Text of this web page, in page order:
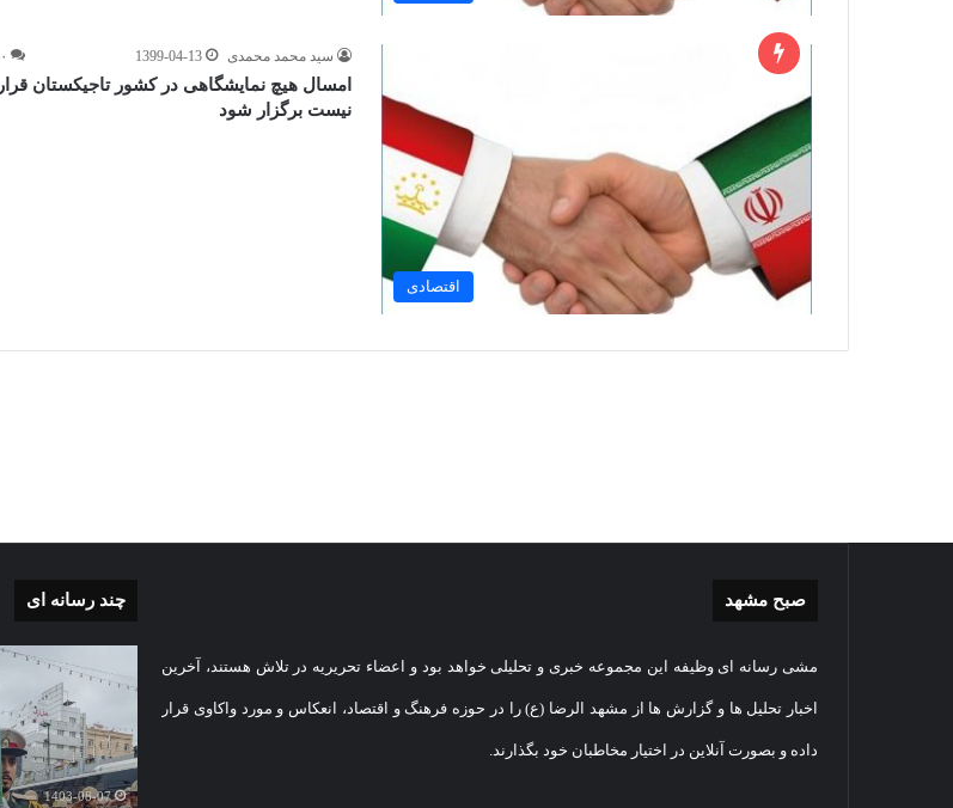
اقتصادی
سید محمد محمدی 1399-04-13 ۰
امسال هیچ نمایشگاهی در کشور تاجیکستان قرار
نیست برگزار شود
صبح مشهد
مشی رسانه ای وظیفه این مجموعه خبری و تحلیلی خواهد بود و اعضاء تحریریه در تلاش هستند، آخرین
اخبار تحلیل ها و گزارش ها از مشهد الرضا (ع) را در حوزه فرهنگ و اقتصاد، انعکاس و مورد واکاوی قرار
داده و بصورت آنلاین در اختیار مخاطبان خود بگذارند.
چند رسانه ای
گزارش
اقامه
عید
غبارروبی
مضجع
نورانی
تصویری
پیکر
مطهر
شهید
1403-08-07